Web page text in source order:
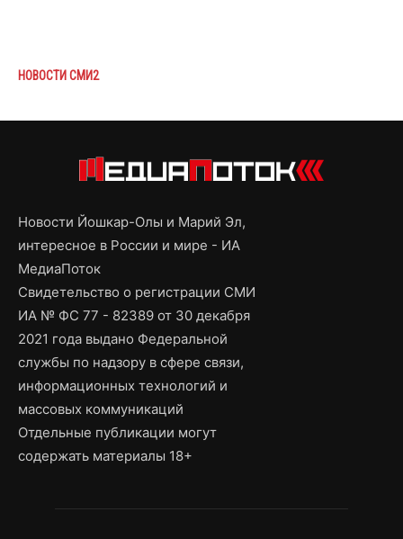
НОВОСТИ СМИ2
Новости Йошкар-Олы и Марий Эл,
интересное в России и мире - ИА
МедиаПоток
Свидетельство о регистрации СМИ
ИА № ФС 77 - 82389 от 30 декабря
2021 года выдано Федеральной
службы по надзору в сфере связи,
информационных технологий и
массовых коммуникаций
Отдельные публикации могут
содержать материалы 18+